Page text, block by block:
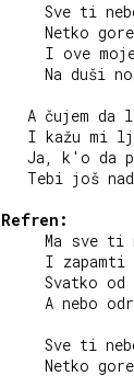
Sve ti
Netko
I ove
Na duši
A čujem da
I kažu mi
Ja, k'o da
Tebi još
Refren:
Ma sve ti
I zapamti
Svatko od
A nebo
Sve ti
Netko